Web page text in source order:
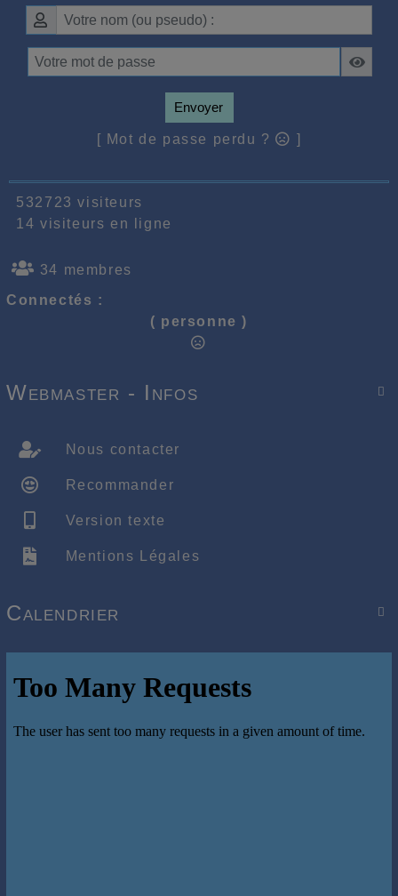
Envoyer
[ Mot de passe perdu ? ]
532723 visiteurs
14 visiteurs en ligne
34 membres
Connectés :
( personne )

Webmaster - Infos
Nous contacter
Recommander
Version texte
Mentions Légales

Calendrier